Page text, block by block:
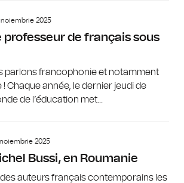
2025
professeur de français sous
parlons francophonie et notamment
Chaque année, le dernier jeudi de
de l’éducation met...
2025
Bussi, en Roumanie
des auteurs français contemporains les